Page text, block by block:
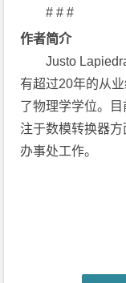
# # #
作者简介
Justo
有超过20年的从
了物理学学位。
注于数模转换器
办事处工作。